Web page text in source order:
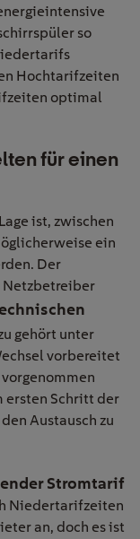
so
Hochtarifzeiten
optimal
für einen
ist, zwischen
ein
Der
Netzbetreiber
gehört unter
vorbereitet
ersten Schritt der
Austausch zu
Stromtarif
Niedertarifzeiten
an, doch es ist